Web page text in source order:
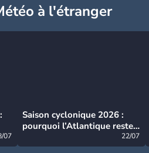
à l'étranger
07
Saison cyclonique 2026 :
pourquoi l’Atlantique reste
22/07